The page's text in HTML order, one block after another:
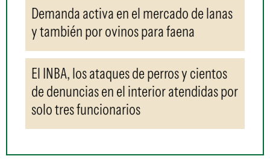
Demanda activa en el mercado de lanas
y también por ovinos para faena
El INBA, los ataques de perros y cientos
de denuncias en el interior atendidas por
solo tres funcionarios